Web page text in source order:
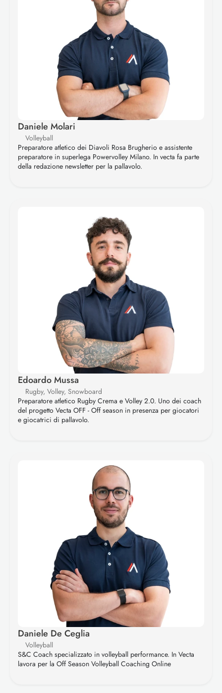
Daniele Molari
Volleyball
Preparatore atletico dei Diavoli Rosa Brugherio e assistente
preparatore in superlega Powervolley Milano. In vecta fa parte
della redazione newsletter per la pallavolo.
Edoardo Mussa
Rugby, Volley, Snowboard
Preparatore atletico Rugby Crema e Volley 2.0. Uno dei coach
del progetto Vecta OFF - Off season in presenza per giocatori
e giocatrici di pallavolo.
Daniele De Ceglia
Volleyball
S&C Coach specializzato in volleyball performance. In Vecta
lavora per la Off Season Volleyball Coaching Online